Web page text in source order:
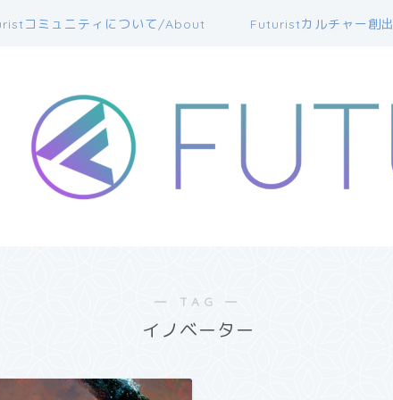
コミュニティについて/About Futuristカルチャー創出
― TAG ―
イノベーター